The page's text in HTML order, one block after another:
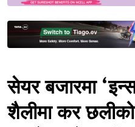
सेयर बजारमा
शैलीमा कर